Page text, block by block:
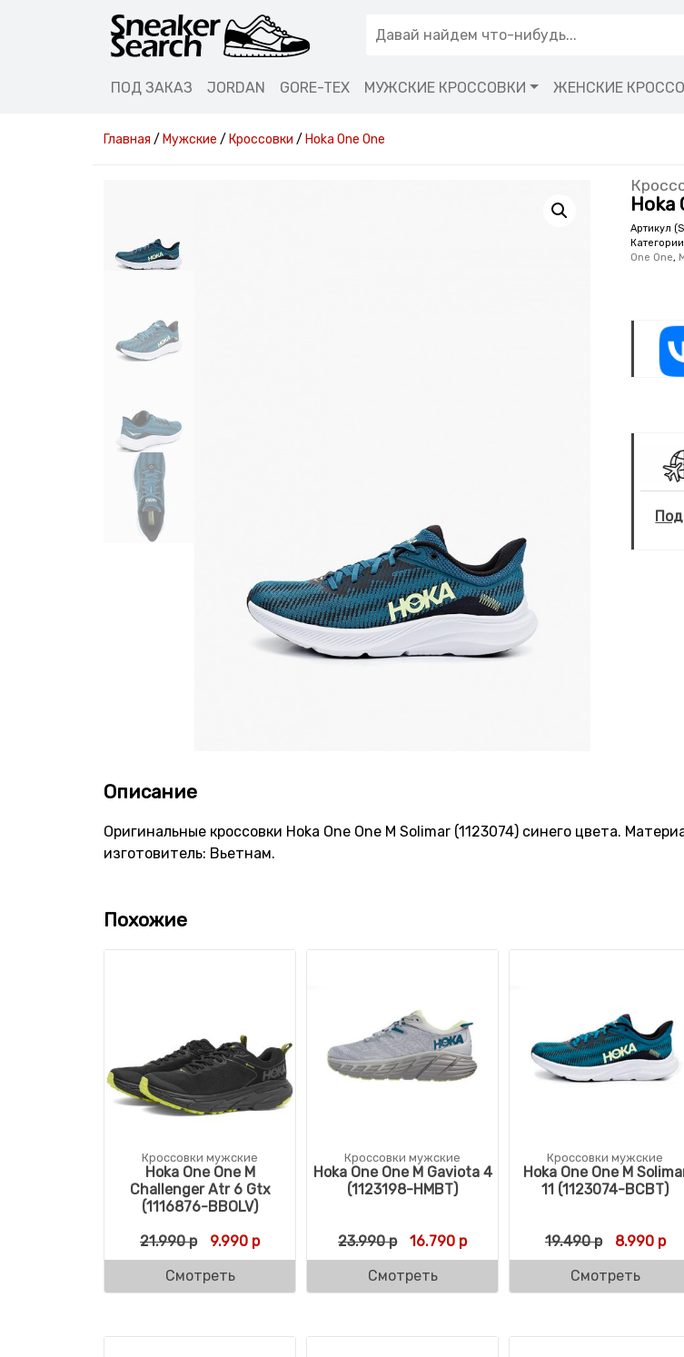
ПОД ЗАКАЗ JORDAN GORE-TEX МУЖСКИЕ КРОССОВКИ ЖЕНСКИЕ
Главная / Мужские / Кроссовки / Hoka One One
Hoka
Артикул
One One,
Описание
Оригинальные кроссовки Hoka One One M Solimar (1123074) синего цвета.
изготовитель: Вьетнам.
Похожие
Кроссовки мужские
Hoka One One M
Challenger Atr 6 Gtx
(1116876-BBOLV)
21.990р Первоначальная цена составляла 21.990 р.
9.990 рТекущая цена: 9.990 р.
Смотреть
Кроссовки мужские
Hoka One One M Gaviota 4
(1123198-HMBT)
23.990р Первоначальная цена составляла
16.790 рТекущая цена: 16.790 р.
Смотреть
Кроссовки мужские
Hoka One One M
11 (1123074-BCBT)
19.490р 8.990р
Смотреть